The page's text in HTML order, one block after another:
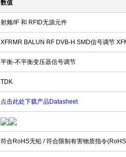
数值
射频/IF 和 RFID无源元件
XFRMR BALUN RF DVB-H SMD信号调节
平衡-不平衡变压器信号调节
TDK
点击此处下载产品Datasheet
符合RoHS无铅 / 符合限制有害物质指令